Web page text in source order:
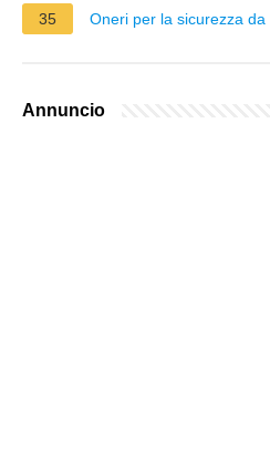
35 Oneri per la sicurezza
Annuncio